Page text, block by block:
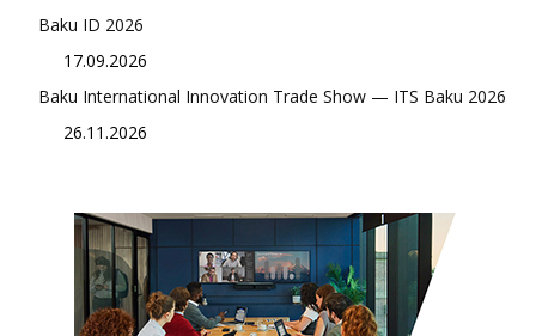
Baku ID 2026
17.09.2026
Baku International Innovation Trade Show — ITS Baku 2026
26.11.2026